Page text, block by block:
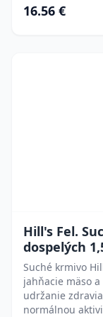
16.56 €
Hill's Fel.
dospelých
Suché krmivo
jahňacie mäso
udržanie
normálnou